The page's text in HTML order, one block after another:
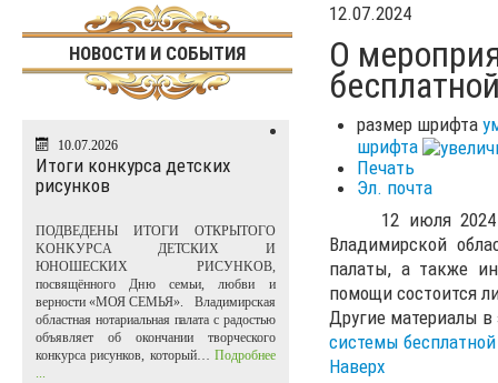
НОВОСТИ И СОБЫТИЯ
10.07.2026
Итоги конкурса детских
рисунков
ПОДВЕДЕНЫ ИТОГИ ОТКРЫТОГО
KOHKУPCA ДЕТСКИХ И
ЮНОШЕСКИХ PИCУHKOB,
посвящённого Дню семьи, любви и
верности «МОЯ СЕМЬЯ». Владимирская
областная нотариальная палата с радостью
объявляет об окончании творческого
конкурса рисунков, который… Подробнее
...
12.07.2024
О
размер шрифта
шрифта
Печать
Эл. почта
12 июля
Владимирской
палаты, а также
помощи состоится
Другие материалы в
системы
Наверх